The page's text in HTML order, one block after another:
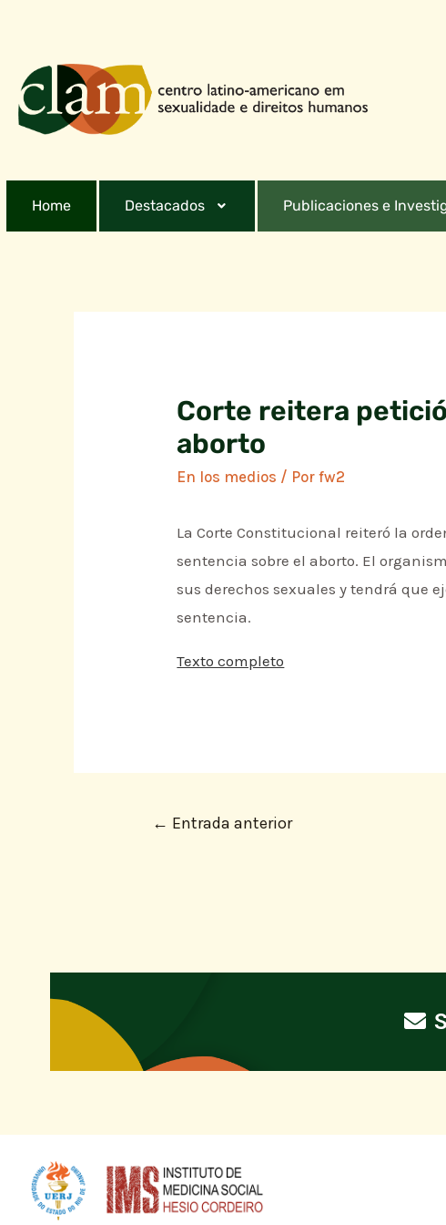
Home Destacados Publicaciones e
Corte reitera
aborto
En los medios / Porfw2
La Corte Constitucional reiteró la
sentencia sobre el aborto. El
sus derechos sexuales y tendrá que
sentencia.
Texto completo
← Entrada anterior